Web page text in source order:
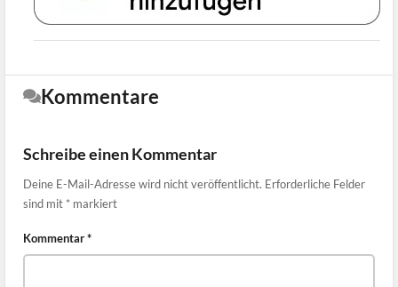
Kommentare
Schreibe einen Kommentar
Deine E-Mail-Adresse wird nicht veröffentlicht. Erforderliche Felder
sind mit * markiert
Kommentar*